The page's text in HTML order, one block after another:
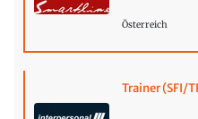
Österreich
Trainer (SFI/